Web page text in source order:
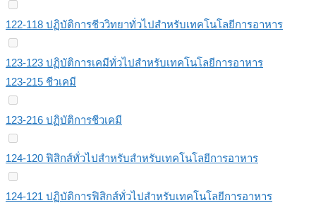
122-118 ปฏิบัติการชีววิทยาทั่วไปสำหรับเทคโนโลยีการอาหาร
123-123 ปฏิบัติการเคมีทั่วไปสําหรับเทคโนโลยีการอาหาร
123-215 ชีวเคมี
123-216 ปฏิบัติการชีวเคมี
124-120 ฟิสิกส์ทั่วไปสําหรับสําหรับเทคโนโลยีการอาหาร
124-121 ปฏิบัติการฟิสิกส์ทั่วไปสำหรับเทคโนโลยีการอาหาร